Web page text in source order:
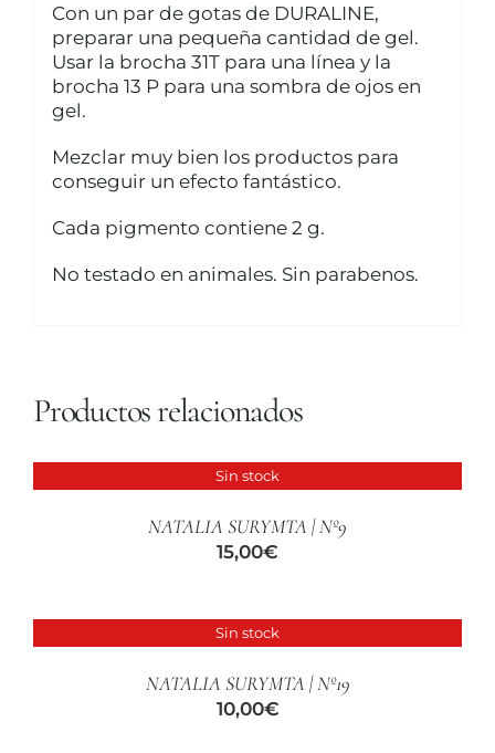
Con un par de gotas de DURALINE,
preparar una pequeña cantidad de gel.
Usar la brocha 31T para una línea y la
brocha 13 P para una sombra de ojos en
gel.
Mezclar muy bien los productos para
conseguir un efecto fantástico.
Cada pigmento contiene 2 g.
No testado en animales. Sin parabenos.
Productos relacionados
Sin stock
NATALIA SURYMTA | Nº9
15,00€
Sin stock
NATALIA SURYMTA | Nº19
10,00€